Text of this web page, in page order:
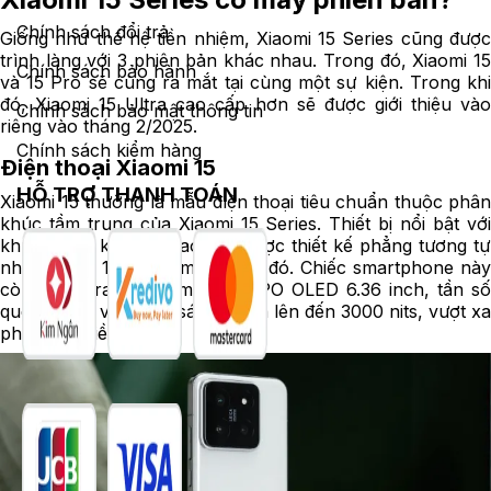
Giống như thế hệ tiền nhiệm, Xiaomi 15 Series cũng được
trình làng với 3 phiên bản khác nhau. Trong đó, Xiaomi 15
và 15 Pro sẽ cùng ra mắt tại cùng một sự kiện. Trong khi
đó, Xiaomi 15 Ultra cao cấp hơn sẽ được giới thiệu vào
riêng vào tháng 2/2025.
Điện thoại Xiaomi 15
Xiaomi 15 thường là mẫu điện thoại tiêu chuẩn thuộc phân
khúc tầm trung của Xiaomi 15 Series. Thiết bị nổi bật với
khung viền kim loại cao cấp được thiết kế phẳng tương tự
như Xiaomi 14 đã ra mắt trước đó. Chiếc smartphone này
còn được trang bị tấm nền LTPO OLED 6.36 inch, tần số
quét 120Hz và có độ sáng tối đa lên đến 3000 nits, vượt xa
phiên bản tiền nhiệm.
Chính sách đổi trả
Chính sách bảo hành
Chính sách bảo mật thông tin
Chính sách kiểm hàng
HỖ TRỢ THANH TOÁN